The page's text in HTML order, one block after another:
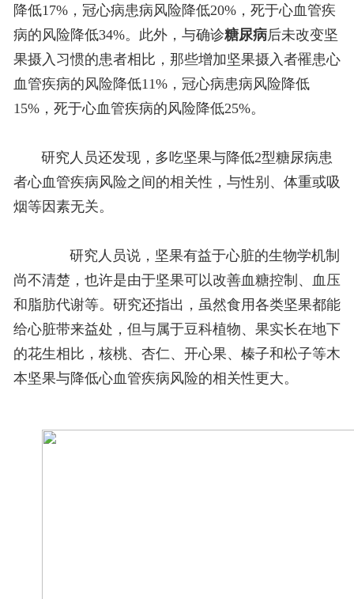
降低17%，冠心病患病风险降低20%，死于心血管疾
病的风险降低34%。此外，与确诊糖尿病后未改变坚
果摄入习惯的患者相比，那些增加坚果摄入者罹患心
血管疾病的风险降低11%，冠心病患病风险降低
15%，死于心血管疾病的风险降低25%。
研究人员还发现，多吃坚果与降低2型糖尿病患
者心血管疾病风险之间的相关性，与性别、体重或吸
烟等因素无关。
研究人员说，坚果有益于心脏的生物学机制
尚不清楚，也许是由于坚果可以改善血糖控制、血压
和脂肪代谢等。研究还指出，虽然食用各类坚果都能
给心脏带来益处，但与属于豆科植物、果实长在地下
的花生相比，核桃、杏仁、开心果、榛子和松子等木
本坚果与降低心血管疾病风险的相关性更大。